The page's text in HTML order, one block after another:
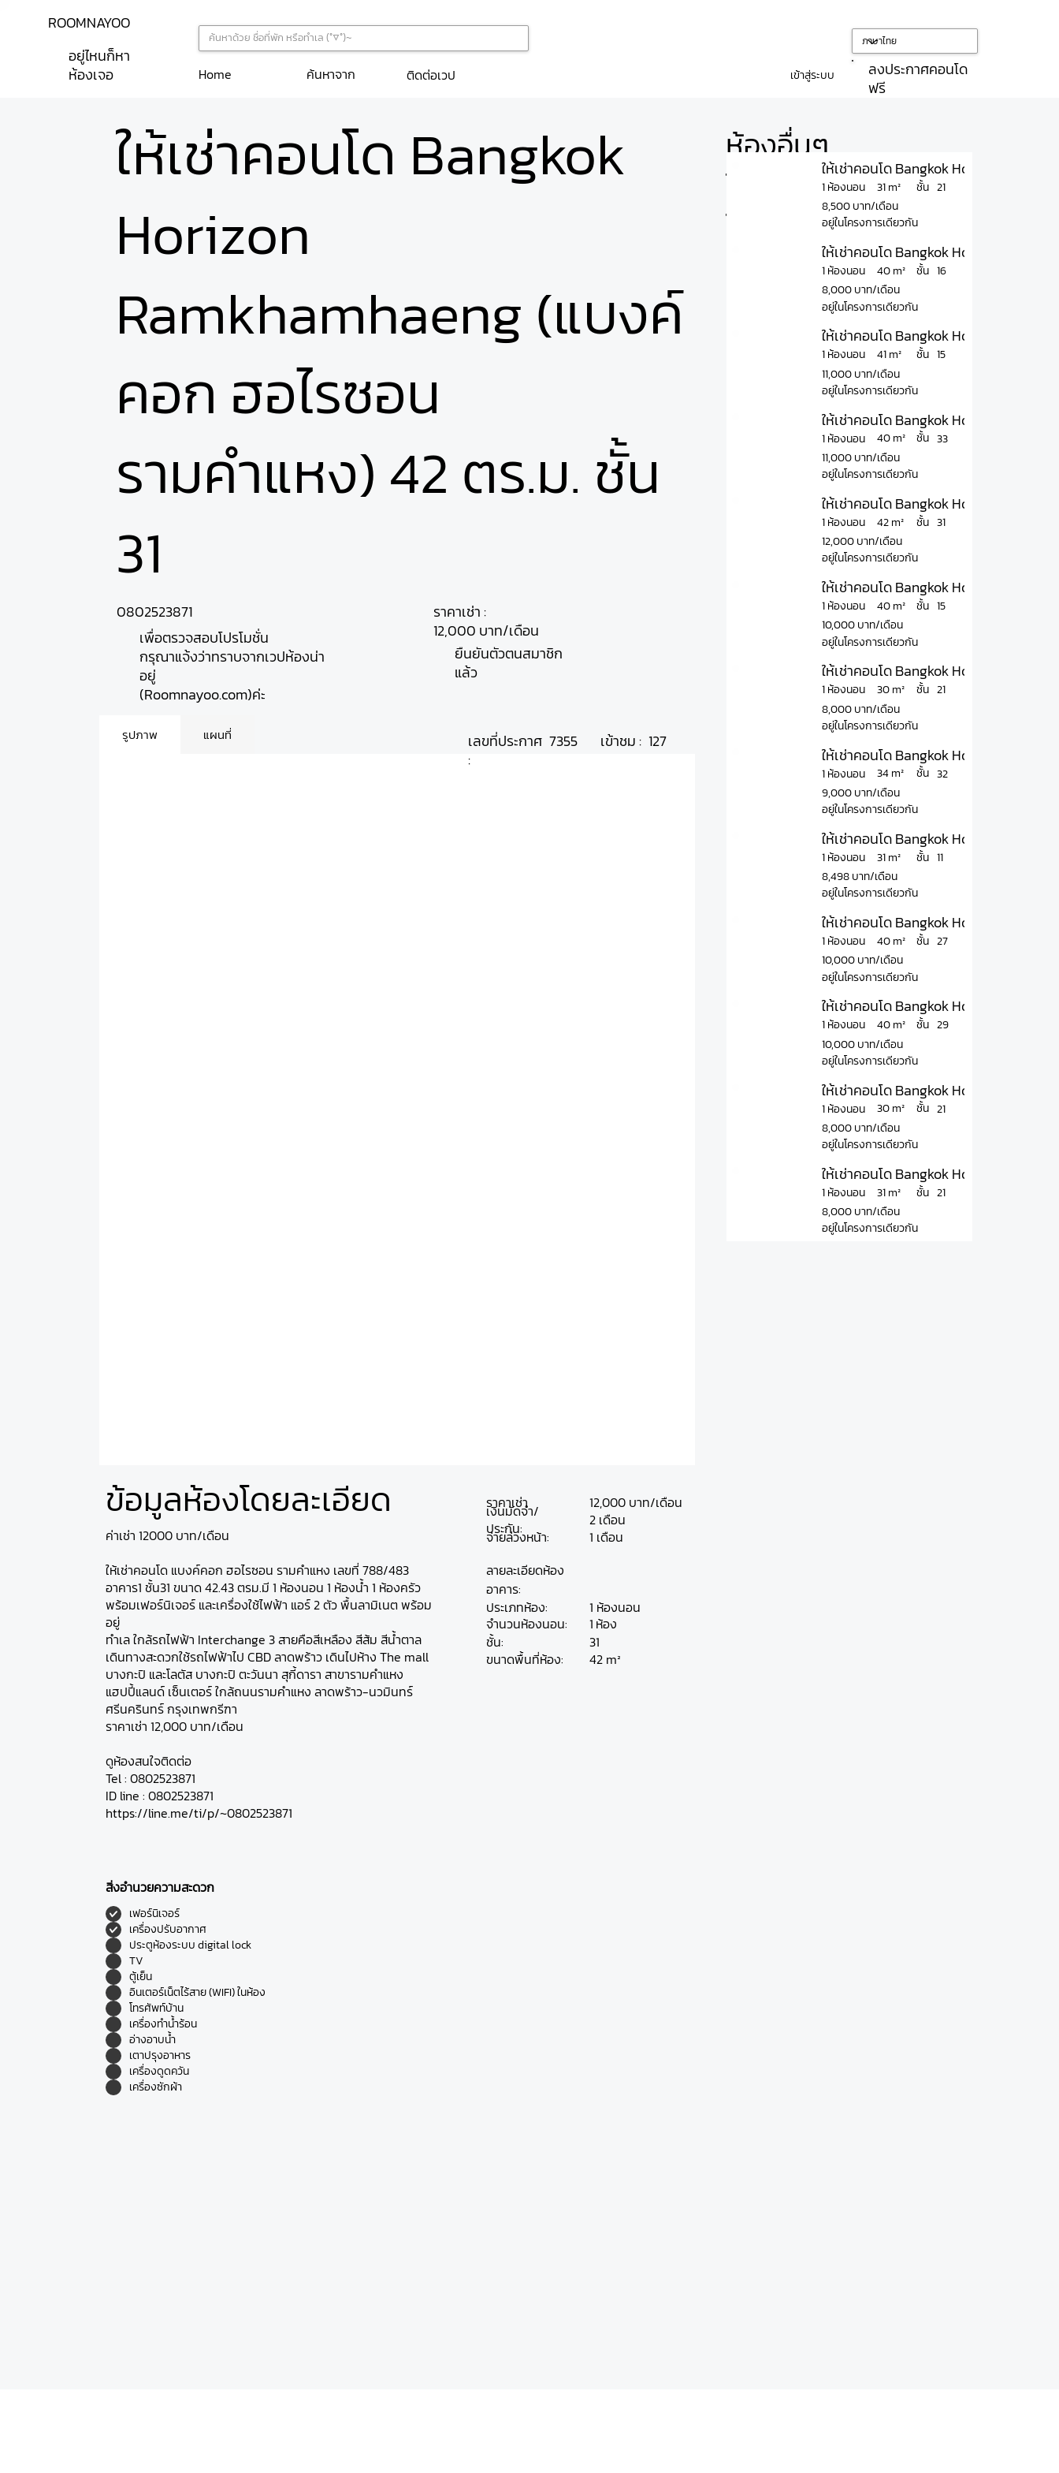
ติดต่อเวป
Home ค้นหาจาก เข้าสู่ระบบ
ลงประกาศคอนโด
ฟรี
ROOMNAYOO
อยู่ไหนก็หา
ห้องเจอ
ให้เช่าคอนโด Bangkok
Horizon
Ramkhamhaeng (แบงค์
คอก ฮอไรซอน
รามคำแหง) 42 ตร.ม. ชั้น
31
0802523871
เพื่อตรวจสอบโปรโมชั่น
กรุณาแจ้งว่าทราบจากเวปห้องน่า
อยู่
(Roomnayoo.com)ค่ะ
ราคาเช่า :
12,000 บาท/เดือน
ยืนยันตัวตนสมาชิก
แล้ว
รูปภาพ แผนที่
เลขที่ประกาศ
:
7355 เข้าชม : 127
ข้อมูลห้องโดยละเอียด
ค่าเช่า 12000 บาท/เดือน
ให้เช่าคอนโด แบงค์คอก ฮอไรซอน รามคำแหง เลขที่ 788/483
อาคาร1 ชั้น31 ขนาด 42.43 ตรม.มี 1 ห้องนอน 1 ห้องน้ำ 1 ห้องครัว
พร้อมเฟอร์นิเจอร์ และเครื่องใช้ไฟฟ้า แอร์ 2 ตัว พื้นลามิเนต พร้อม
อยู่
ทำเล ใกล้รถไฟฟ้า Interchange 3 สายคือสีเหลือง สีส้ม สีน้ำตาล
เดินทางสะดวกใช้รถไฟฟ้าไป CBD ลาดพร้าว เดินไปห้าง The mall
บางกะปิ และโลตัส บางกะปิ ตะวันนา สุกี้ดารา สาขารามคำแหง
แฮปปี้แลนด์ เซ็นเตอร์ ใกล้ถนนรามคำแหง ลาดพร้าว-นวมินทร์
ศรีนครินทร์ กรุงเทพกรีฑา
ราคาเช่า 12,000 บาท/เดือน
ดูห้องสนใจติดต่อ
Tel : 0802523871
ID line : 0802523871
https://line.me/ti/p/~0802523871
ลายละเอียดห้อง
อาคาร:
ประเภทห้อง:
จำนวนห้องนอน:
ชั้น:
ขนาดพื้นที่ห้อง:
1 ห้องนอน
1
31
42 m²
ห้อง
ราคาเช่า
เงินมัดจำ/
ประกัน:
จ่ายล่วงหน้า:
12,000 บาท/เดือน
2 เดือน
1 เดือน
สิ่งอำนวยความสะดวก
เฟอร์นิเจอร์
เครื่องปรับอากาศ
ประตูห้องระบบ digital lock
TV
ตู้เย็น
อินเตอร์เน็ตไร้สาย (WIFI) ในห้อง
โทรศัพท์บ้าน
เครื่องทำน้ำร้อน
อ่างอาบน้ำ
เตาปรุงอาหาร
เครื่องดูดควัน
เครื่องซักผ้า
ห้องอื่นๆ
ใน
โครงการ
ให้เช่าคอนโด Bangkok Horizon
1 ห้องนอน
8,500 บาท/เดือน
ชั้น
31 m² 21
อยู่ในโครงการเดียวกัน
ให้เช่าคอนโด Bangkok Horizon รามคำ
1 ห้องนอน
8,000 บาท/เดือน
ชั้น
40 m² 16
อยู่ในโครงการเดียวกัน
ให้เช่าคอนโด Bangkok Horizon
1 ห้องนอน
11,000 บาท/เดือน
ชั้น
41 m² 15
อยู่ในโครงการเดียวกัน
ให้เช่าคอนโด Bangkok Horizon
1 ห้องนอน
11,000 บาท/เดือน
ชั้น
40 m² 33
อยู่ในโครงการเดียวกัน
ให้เช่าคอนโด Bangkok Horizon
1 ห้องนอน
12,000 บาท/เดือน
ชั้น
42 m² 31
อยู่ในโครงการเดียวกัน
ให้เช่าคอนโด Bangkok Horizon
1 ห้องนอน
10,000 บาท/เดือน
ชั้น
40 m² 15
อยู่ในโครงการเดียวกัน
ให้เช่าคอนโด Bangkok Horizon
1 ห้องนอน
8,000 บาท/เดือน
ชั้น
30 m² 21
อยู่ในโครงการเดียวกัน
ให้เช่าคอนโด Bangkok Horizon
1 ห้องนอน
9,000 บาท/เดือน
ชั้น
34 m² 32
อยู่ในโครงการเดียวกัน
ให้เช่าคอนโด Bangkok Horizon
1 ห้องนอน
8,498 บาท/เดือน
ชั้น
31 m² 11
อยู่ในโครงการเดียวกัน
ให้เช่าคอนโด Bangkok Horizon
1 ห้องนอน
10,000 บาท/เดือน
ชั้น
40 m² 27
อยู่ในโครงการเดียวกัน
ให้เช่าคอนโด Bangkok Horizon
1 ห้องนอน
10,000 บาท/เดือน
ชั้น
40 m² 29
อยู่ในโครงการเดียวกัน
ให้เช่าคอนโด Bangkok Horizon
1 ห้องนอน
8,000 บาท/เดือน
ชั้น
30 m² 21
อยู่ในโครงการเดียวกัน
ให้เช่าคอนโด Bangkok Horizon
1 ห้องนอน
8,000 บาท/เดือน
ชั้น
31 m² 21
อยู่ในโครงการเดียวกัน